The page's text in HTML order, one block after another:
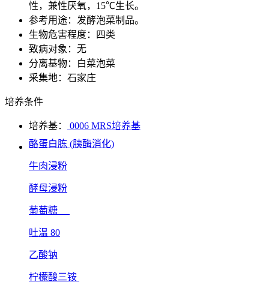
性，兼性厌氧，15℃生长。
参考用途：发酵泡菜制品。
生物危害程度：四类
致病对象：无
分离基物：白菜泡菜
采集地：石家庄
培养条件
培养基：
0006 MRS培养基
酪蛋白胨 (胰酶消化)
牛肉浸粉
酵母浸粉
葡萄糖
吐温 80
乙酸钠
柠檬酸三铵